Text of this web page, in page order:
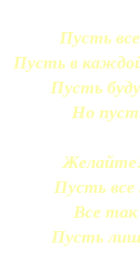
Пусть
Пусть в
Пусть
Но
Пусть
Все так
Пусть